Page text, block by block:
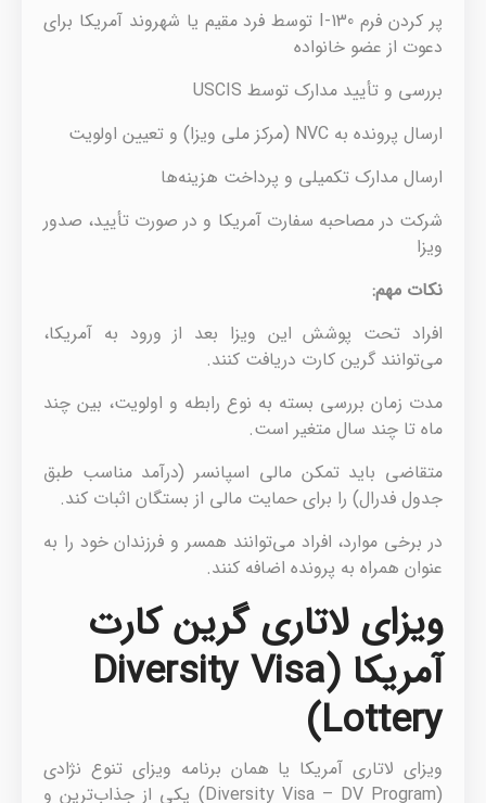
پر کردن فرم I-130 توسط فرد مقیم یا شهروند آمریکا برای
دعوت از عضو خانواده
بررسی و تأیید مدارک توسط USCIS
ارسال پرونده به NVC (مرکز ملی ویزا) و تعیین اولویت
ارسال مدارک تکمیلی و پرداخت هزینه‌ها
شرکت در مصاحبه سفارت آمریکا و در صورت تأیید، صدور
ویزا
نکات مهم:
افراد تحت پوشش این ویزا بعد از ورود به آمریکا،
می‌توانند گرین کارت دریافت کنند.
مدت زمان بررسی بسته به نوع رابطه و اولویت، بین چند
ماه تا چند سال متغیر است.
متقاضی باید تمکن مالی اسپانسر (درآمد مناسب طبق
جدول فدرال) را برای حمایت مالی از بستگان اثبات کند.
در برخی موارد، افراد می‌توانند همسر و فرزندان خود را به
عنوان همراه به پرونده اضافه کنند.
ویزای لاتاری گرین کارت
آمریکا (Diversity Visa
Lottery)
ویزای لاتاری آمریکا یا همان برنامه ویزای تنوع نژادی
(Diversity Visa – DV Program) یکی از جذاب‌ترین و